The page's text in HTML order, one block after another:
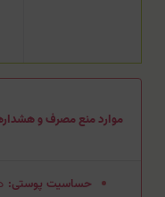
موارد منع مصرف و
حساسیت پوستی: